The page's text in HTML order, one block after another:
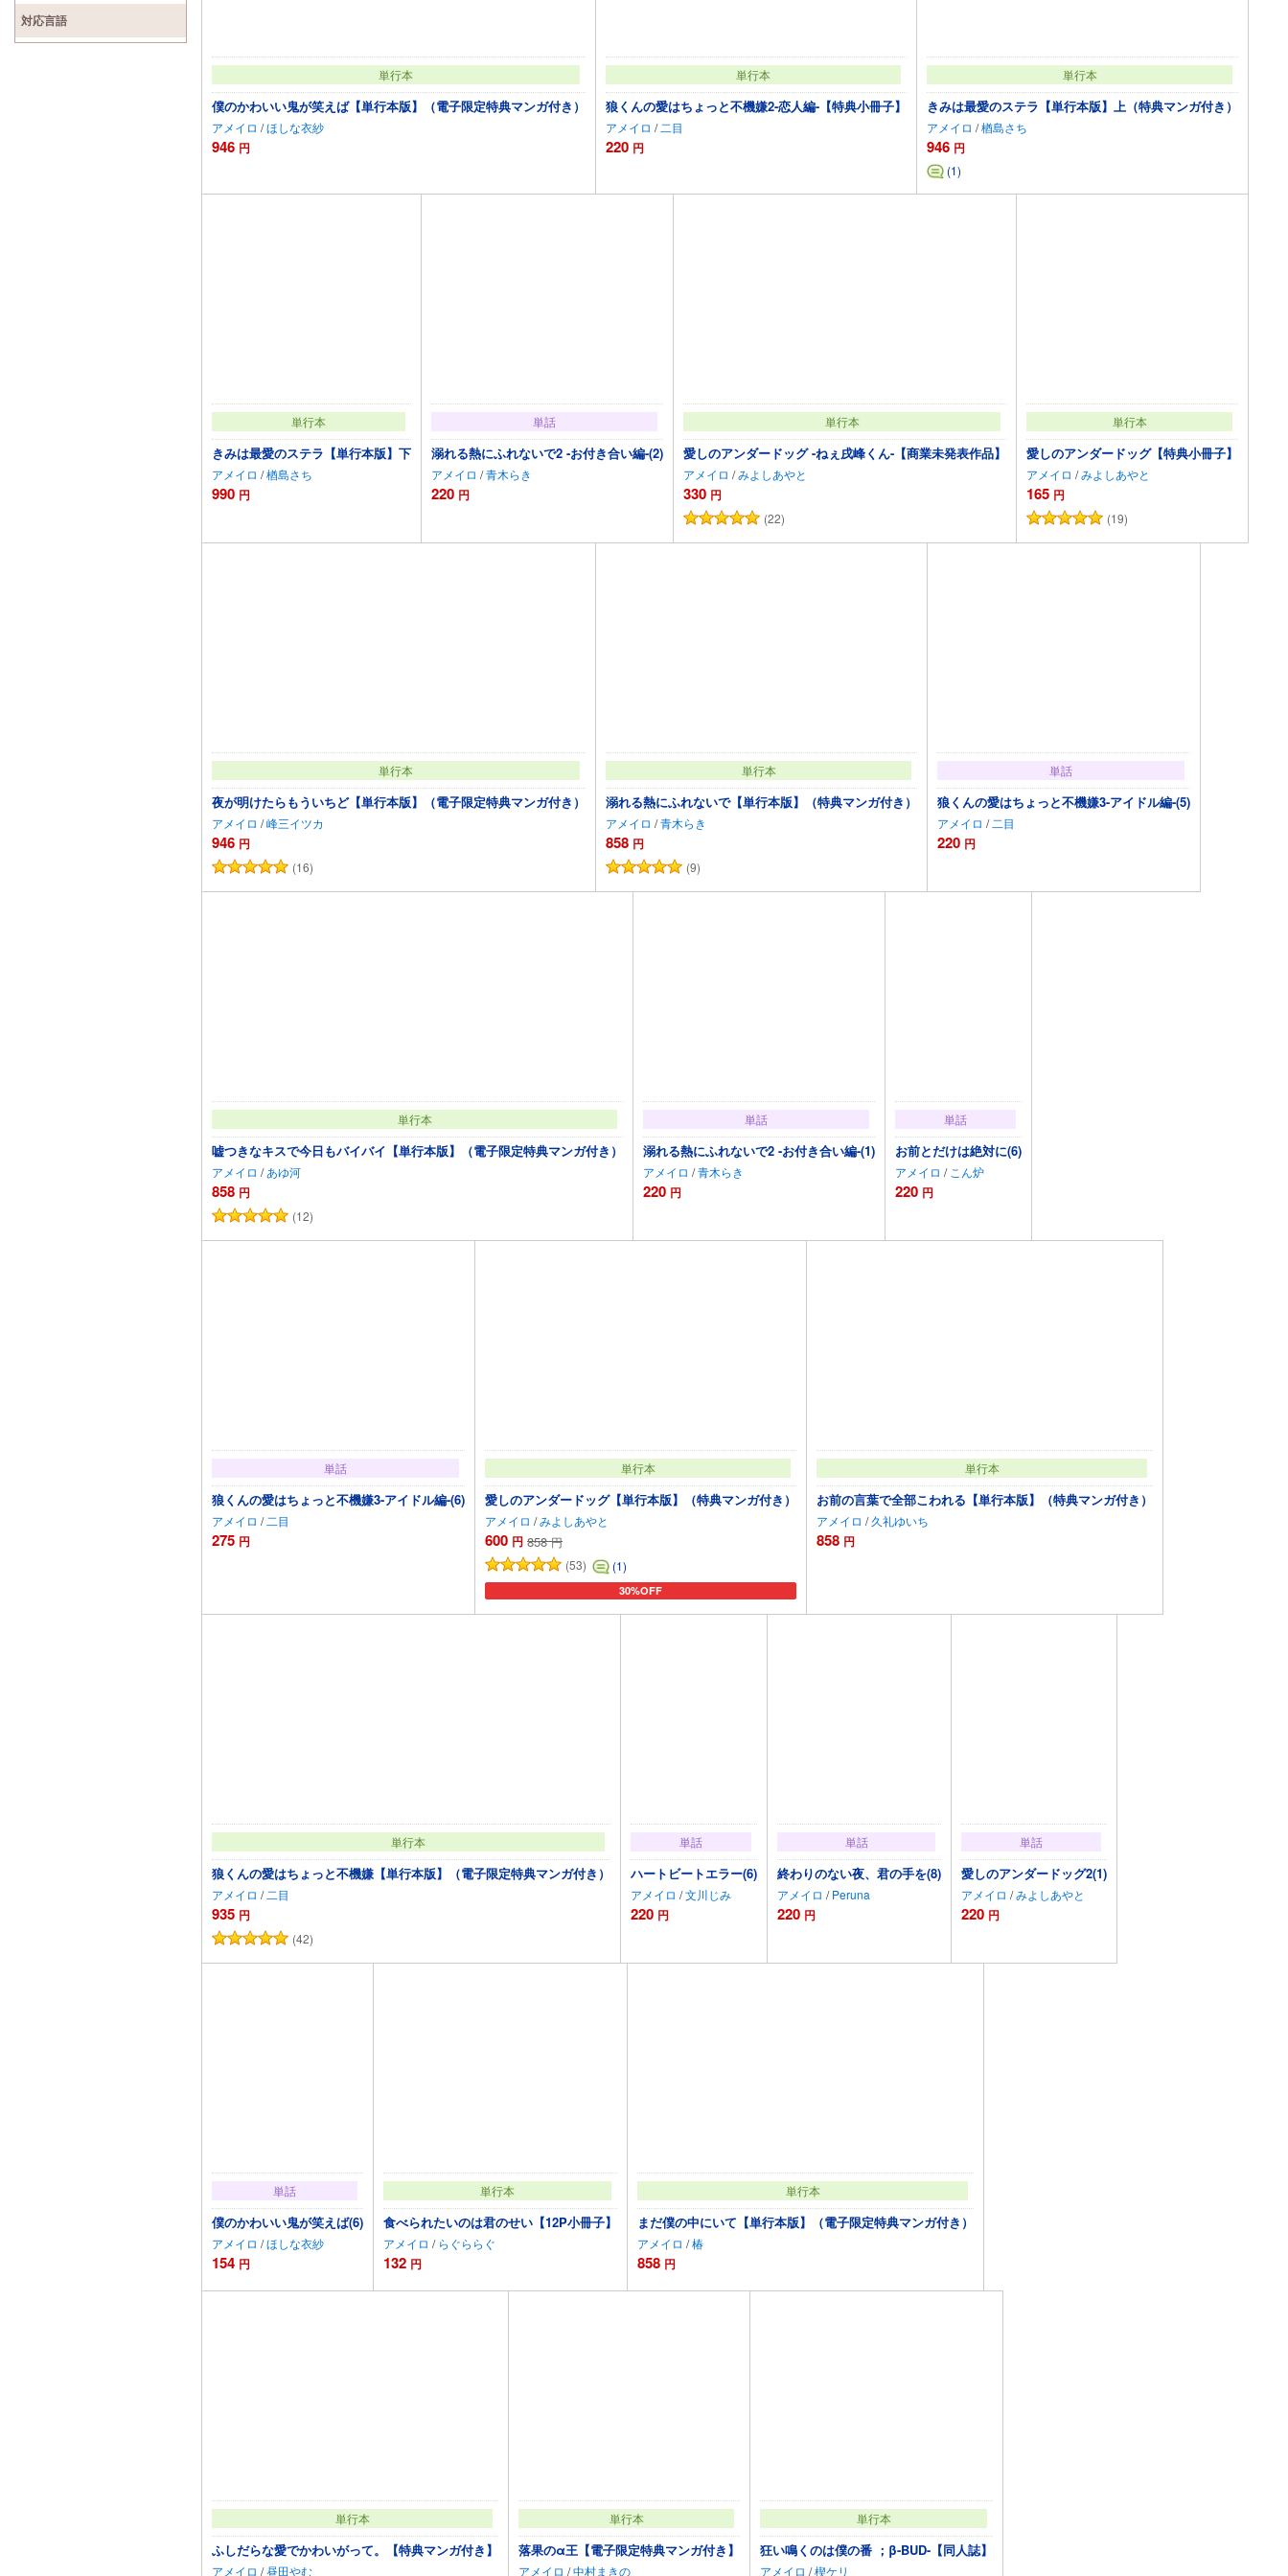
単行本
僕のかわいい鬼が笑えば【単行本版】（電子限定特典マンガ付き）
アメイロ /ほしな衣紗
946 円
単行本
狼くんの愛はちょっと不機嫌2-恋人編-【特典小冊子】
アメイロ / 二目
220 円
単行本
きみは最愛のステラ【単行本版】上（特典マンガ付き）
アメイロ /楢島さち
946 円
(1)
単行本
きみは最愛のステラ【単行本版】下
アメイロ /楢島さち
990 円
単話
溺れる熱にふれないで2 -お付き合い編-(2)
アメイロ /青木らき
220 円
単行本
愛しのアンダードッグ -ねぇ戌峰くん-【商業未発表作品】
アメイロ /みよしあやと
330 円
(22)
単行本
愛しのアンダードッグ【特典小冊子】
アメイロ /みよしあやと
165 円
(19)
カートに追加
単行本
夜が明けたらもういちど【単行本版】（電子限定特典マンガ付き）
アメイロ /峰三イツカ
946 円
(16)
単行本
溺れる熱にふれないで【単行本版】（特典マンガ付き）
アメイロ /青木らき
858 円
(9)
単話
狼くんの愛はちょっと不機嫌3-アイドル編-(5)
アメイロ / 二目
220 円
単行本
嘘つきなキスで今日もバイバイ【単行本版】（電子限定特典マンガ付き）
アメイロ / あゆ河
858 円
(12)
単話
溺れる熱にふれないで2 -お付き合い編-(1)
アメイロ /青木らき
220 円
単話
お前とだけは絶対に(6)
アメイロ / こん炉
220 円
単話
狼くんの愛はちょっと不機嫌3-アイドル編-(6)
アメイロ / 二目
275 円
単行本
愛しのアンダードッグ【単行本版】（特典マンガ付き）
アメイロ /みよしあやと
600 円 858 円
(53)
(1)
30%OFF
カートに追加
単行本
お前の言葉で全部こわれる【単行本版】（特典マンガ付き）
アメイロ / 久礼ゆいち
858 円
単行本
狼くんの愛はちょっと不機嫌【単行本版】（電子限定特典マンガ付き）
アメイロ / 二目
935 円
(42)
単話
ハートビートエラー(6)
アメイロ /文川じみ
220 円
単話
終わりのない夜、君の手を(8)
アメイロ / Peruna
220 円
単話
愛しのアンダードッグ2(1)
アメイロ /みよしあやと
220 円
単話
僕のかわいい鬼が笑えば(6)
アメイロ /ほしな衣紗
154 円
単行本
食べられたいのは君のせい【12P小冊子】
アメイロ / らぐららぐ
132 円
単行本
まだ僕の中にいて【単行本版】（電子限定特典マンガ付き）
アメイロ /椿
858 円
単行本
ふしだらな愛でかわいがって。【特典マンガ付き】
アメイロ /昼田やむ
単行本
落果のα王【電子限定特典マンガ付き】
アメイロ /中村まきの
単行本
狂い鳴くのは僕の番 ；β-BUD-【同人誌】
アメイロ /楔ケリ
対応言語